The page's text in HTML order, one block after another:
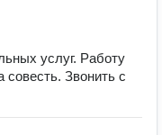
услуг. Работу
Звонить с